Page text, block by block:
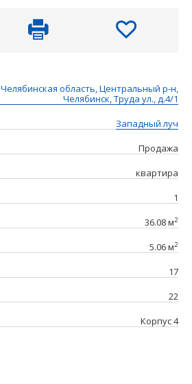
Челябинская область, Центральный р-н,
Челябинск, Труда ул., д.4/1
Западный луч
Продажа
квартира
1
36.08 м2
5.06 м2
17
22
Корпус 4